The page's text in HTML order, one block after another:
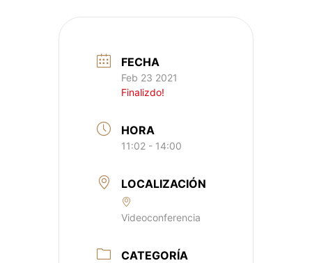
FECHA
Feb 23 2021
Finalizdo!
HORA
11:02 - 14:00
LOCALIZACIÓN
Videoconferencia
CATEGORÍA